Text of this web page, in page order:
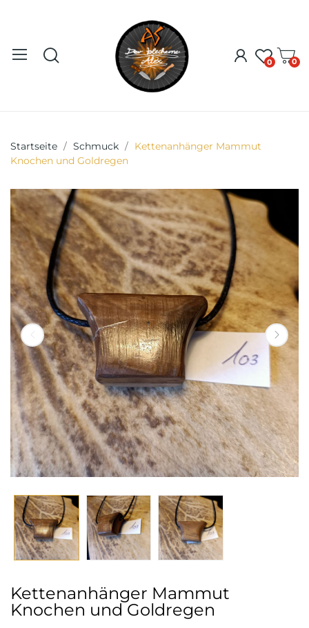
0 0
Startseite Schmuck
Kettenanhänger Mammut
Knochen und Goldregen
Kettenanhänger Mammut
Knochen und Goldregen